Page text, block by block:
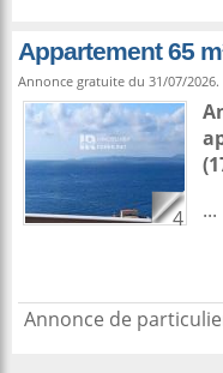
Appartement 65
Annonce gratuite du 31/07/2026.
4
...
Annonce de